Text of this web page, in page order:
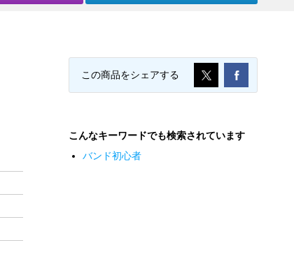
この商品をシェアする
こんなキーワードでも検索されています
バンド初心者